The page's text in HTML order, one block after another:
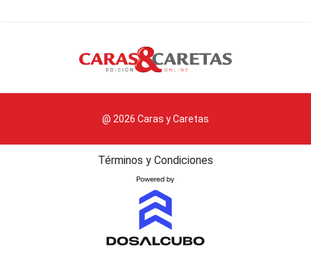
@ 2026 Caras y Caretas
Términos y Condiciones